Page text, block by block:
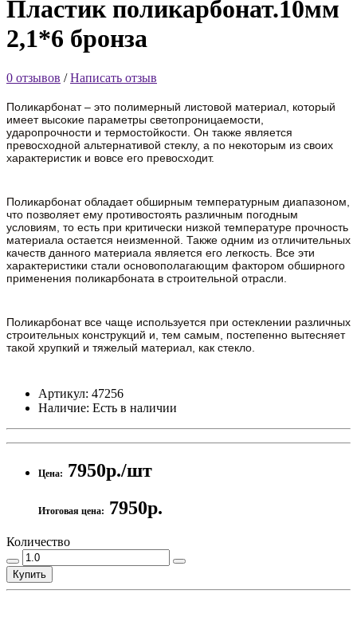
Пластик поликарбонат.10мм
2,1*6 бронза
0 отзывов /Написать отзыв
Поликарбонат – это полимерный листовой материал, который
имеет высокие параметры светопроницаемости,
ударопрочности и термостойкости. Он также является
превосходной альтернативой стеклу, а по некоторым из своих
характеристик и вовсе его превосходит.
Поликарбонат обладает обширным температурным диапазоном,
что позволяет ему противостоять различным погодным
условиям, то есть при критически низкой температуре прочность
материала остается неизменной. Также одним из отличительных
качеств данного материала является его легкость. Все эти
характеристики стали основополагающим фактором обширного
применения поликарбоната в строительной отрасли.
Поликарбонат все чаще используется при остеклении различных
строительных конструкций и, тем самым, постепенно вытесняет
такой хрупкий и тяжелый материал, как стекло.
Артикул: 47256
Наличие: Есть в наличии
Цена: 7950р./шт
Итоговая цена: 7950р.
Количество
Купить